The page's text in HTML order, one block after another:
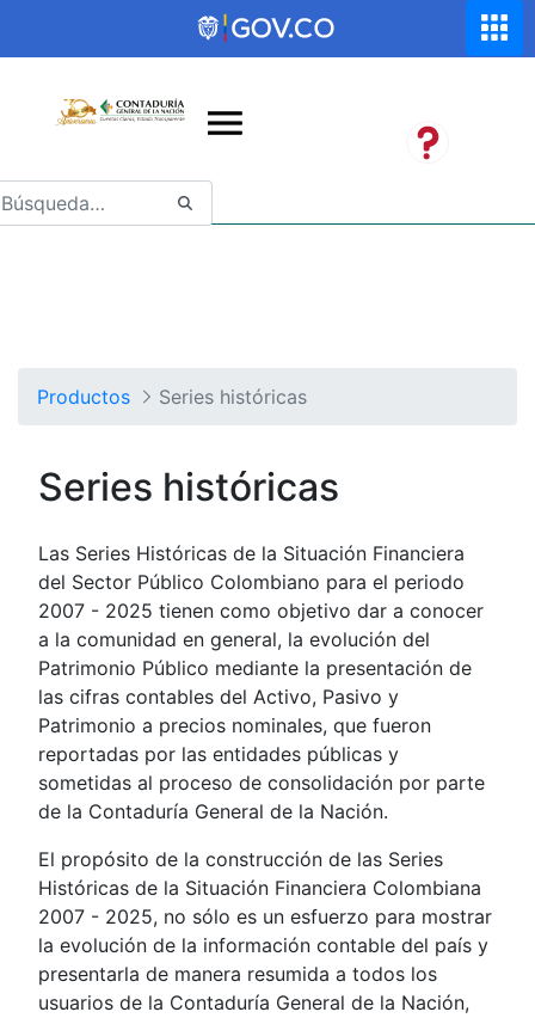
Saltar al contenido principal
Abrir menú de accesibilidad
Productos Series históricas
Series históricas
Las Series Históricas de la Situación Financiera
del Sector Público Colombiano para el periodo
2007 - 2025 tienen como objetivo dar a conocer
a la comunidad en general, la evolución del
Patrimonio Público mediante la presentación de
las cifras contables del Activo, Pasivo y
Patrimonio a precios nominales, que fueron
reportadas por las entidades públicas y
sometidas al proceso de consolidación por parte
de la Contaduría General de la Nación.
El propósito de la construcción de las Series
Históricas de la Situación Financiera Colombiana
2007 - 2025, no sólo es un esfuerzo para mostrar
la evolución de la información contable del país y
presentarla de manera resumida a todos los
usuarios de la Contaduría General de la Nación,